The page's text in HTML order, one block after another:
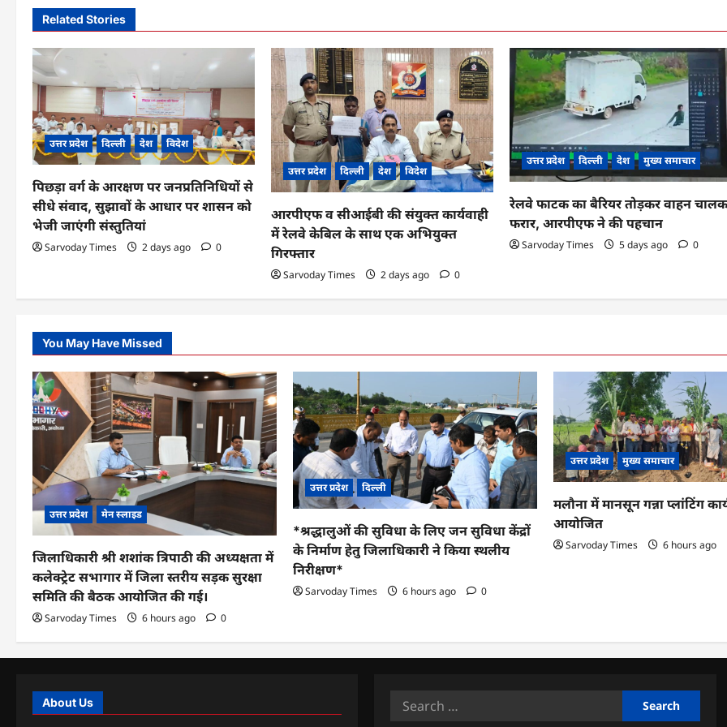
n
a
v
g
a
t
i
o
Related Stories
उत्तर प्रदेश दिल्ली देश विदेश
पिछड़ा वर्ग के आरक्षण पर जनप्रतिनिधियों से
सीधे संवाद, सुझावों के आधार पर शासन को
भेजी जाएंगी संस्तुतियां
Sarvoday Times 2 days ago 0
उत्तर प्रदेश दिल्ली देश विदेश
आरपीएफ व सीआईबी की संयुक्त कार्यवाही
में रेलवे केबिल के साथ एक अभियुक्त
गिरफ्तार
Sarvoday Times 2 days ago 0
उत्तर प्रदेश दिल्ली देश मुख्य समाचार
रेलवे फाटक का बैरियर तोड़कर वाहन
फरार, आरपीएफ ने की पहचान
Sarvoday Times 5 days ago 0
You May Have Missed
उत्तर प्रदेश मेन स्लाइड
जिलाधिकारी श्री शशांक त्रिपाठी की अध्यक्षता में
कलेक्ट्रेट सभागार में जिला स्तरीय सड़क सुरक्षा
समिति की बैठक आयोजित की गई।
Sarvoday Times 6 hours ago 0
उत्तर प्रदेश दिल्ली
*श्रद्धालुओं की सुविधा के लिए जन सुविधा केंद्रों
के निर्माण हेतु जिलाधिकारी ने किया स्थलीय
निरीक्षण*
Sarvoday Times 6 hours ago 0
उत्तर प्रदेश मुख्य समाचार
मलौना में मानसून गन्ना प्लांटिंग
आयोजित
Sarvoday Times 6 hours ago
About Us
Search